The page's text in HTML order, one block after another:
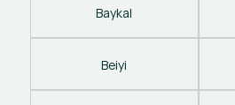
Baykal
Beiyi